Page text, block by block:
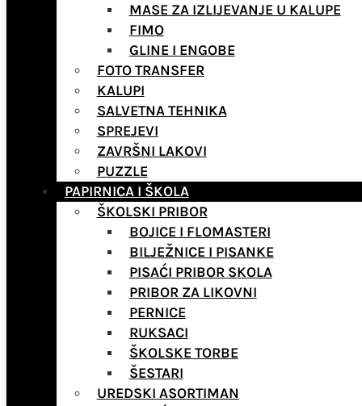
MASE ZA IZLIJEVANJE U KALUPE
FIMO
GLINE I ENGOBE
FOTO TRANSFER
KALUPI
SALVETNA TEHNIKA
SPREJEVI
ZAVRŠNI LAKOVI
PUZZLE
PAPIRNICA I ŠKOLA
ŠKOLSKI PRIBOR
BOJICE I FLOMASTERI
BILJEŽNICE I PISANKE
PISAĆI PRIBOR SKOLA
PRIBOR ZA LIKOVNI
PERNICE
RUKSACI
ŠKOLSKE TORBE
ŠESTARI
UREDSKI ASORTIMAN